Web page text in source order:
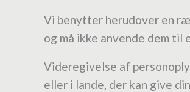
Vi benytter herudover en
og må ikke anvende dem til
Videregivelse af
eller i lande, der kan give